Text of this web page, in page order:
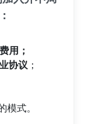
用；
协议 ；
式。